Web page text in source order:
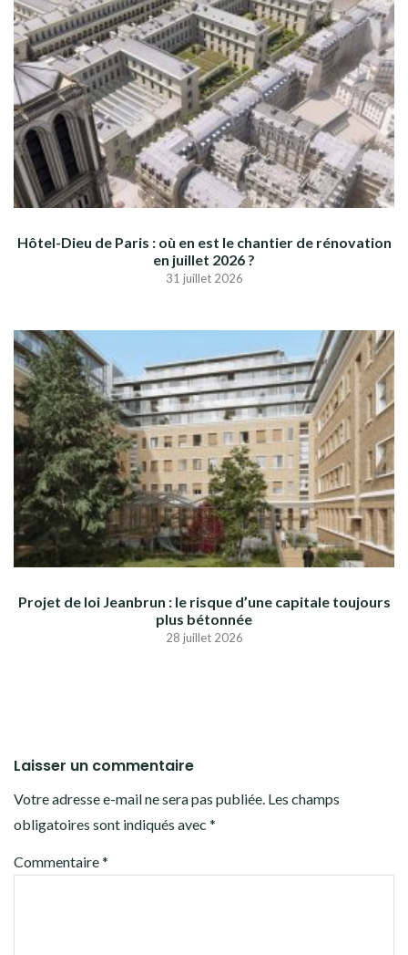
Hôtel-Dieu de Paris : où en est le chantier de rénovation
en juillet 2026 ?
31 juillet 2026
Projet de loi Jeanbrun : le risque d’une capitale toujours
plus bétonnée
28 juillet 2026
Laisser un commentaire
Votre adresse e-mail ne sera pas publiée. Les champs
obligatoires sont indiqués avec *
Commentaire*